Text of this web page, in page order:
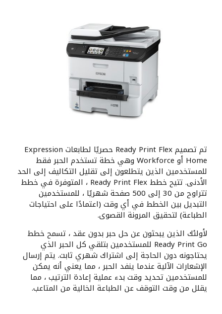
تم تصميم Ready Print Flex حصريًا لطابعات Expression
Home أو Workforce وهي خطة تستخدم الحبر فقط
للمستخدمين الذين يتطلعون إلى تقليل التكاليف إلى الحد
الأدنى. تتيح خطط Ready Print Flex ، المتوفرة في خطط
تتراوح من 30 إلى 500 صفحة شهريًا ، للمستخدمين
التبديل بين الخطط في أي وقت (اعتمادًا على احتياجات
الطباعة) لتحقيق المرونة القصوى.
لأولئك الذين يبحثون عن حل حبر بدون عقد ، تسمح خطط
Ready Print Go للمستخدمين بتلقي كل الحبر الذي
يحتاجونه دون الحاجة إلى اشتراك شهري ثابت. يتم إرسال
الإشعارات الآلية عندما ينفد الحبر ، مما يعني أنه يمكن
للمستخدمين تحديد وقت بدء عملية إعادة الترتيب ، مما
يقلل من وقت التوقف عن الطباعة الخالية من المتاعب.